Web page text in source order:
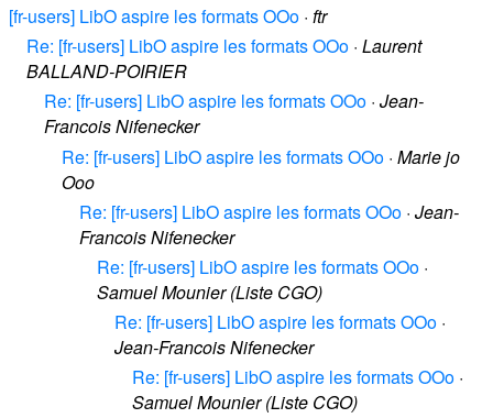
[fr-users] LibO aspire les formats OOo · ftr
Re: [fr-users] LibO aspire les formats OOo · Laurent
BALLAND-POIRIER
Re: [fr-users] LibO aspire les formats OOo · Jean-
Francois Nifenecker
Re: [fr-users] LibO aspire les formats OOo · Marie jo
Ooo
Re: [fr-users] LibO aspire les formats OOo · Jean-
Francois Nifenecker
Re: [fr-users] LibO aspire les formats OOo ·
Samuel Mounier (Liste CGO)
Re: [fr-users] LibO aspire les formats OOo ·
Jean-Francois Nifenecker
Re: [fr-users] LibO aspire les formats OOo ·
Samuel Mounier (Liste CGO)